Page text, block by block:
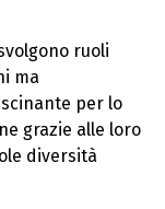
ruoli
ma
per lo
grazie alle loro
diversità